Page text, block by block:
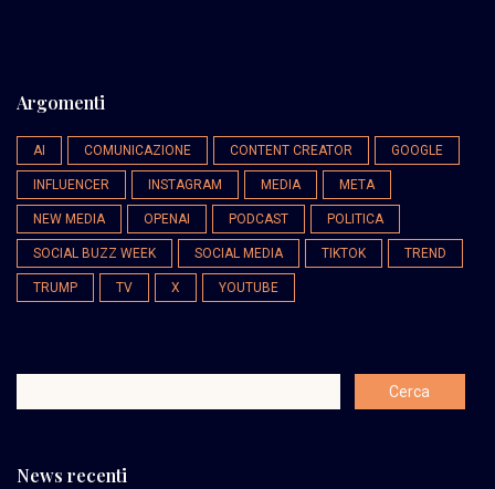
Argomenti
AI COMUNICAZIONE CONTENT CREATOR GOOGLE
INFLUENCER INSTAGRAM MEDIA META
NEW MEDIA OPENAI PODCAST POLITICA
SOCIAL BUZZ WEEK SOCIAL MEDIA TIKTOK TREND
TRUMP TV X YOUTUBE
News recenti